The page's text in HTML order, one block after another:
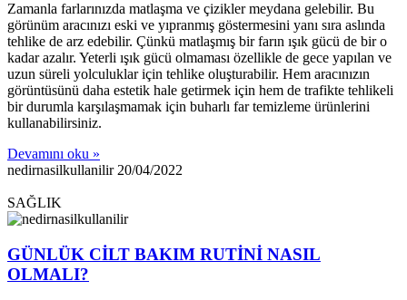
Zamanla farlarınızda matlaşma ve çizikler meydana gelebilir. Bu
görünüm aracınızı eski ve yıpranmış göstermesini yanı sıra aslında
tehlike de arz edebilir. Çünkü matlaşmış bir farın ışık gücü de bir o
kadar azalır. Yeterli ışık gücü olmaması özellikle de gece yapılan ve
uzun süreli yolculuklar için tehlike oluşturabilir. Hem aracınızın
görüntüsünü daha estetik hale getirmek için hem de trafikte tehlikeli
bir durumla karşılaşmamak için buharlı far temizleme ürünlerini
kullanabilirsiniz.
Devamını oku »
nedirnasilkullanilir 20/04/2022
SAĞLIK
GÜNLÜK CİLT BAKIM RUTİNİ NASIL
OLMALI?